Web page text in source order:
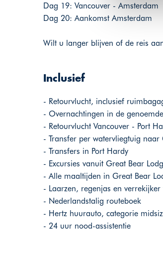
Dag 19: Vancouver - Amsterdam
Dag 20: Aankomst Amsterdam
Wilt u langer blijven of de reis
Inclusief
- Retourvlucht, inclusief
- Overnachtingen in de
- Retourvlucht Vancouver - Port
- Transfer per watervliegtuig naar
- Transfers in Port Hardy
- Excursies vanuit Great Bear
- Alle maaltijden in Great Bear
- Laarzen, regenjas en
- Nederlandstalig routeboek
- Hertz huurauto, categorie
- 24 uur nood-assistentie